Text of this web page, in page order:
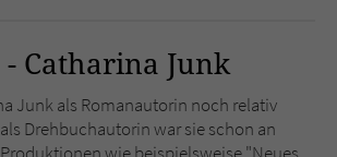
Catharina Junk
Junk als Romanautorin noch relativ
Drehbuchautorin war sie schon an